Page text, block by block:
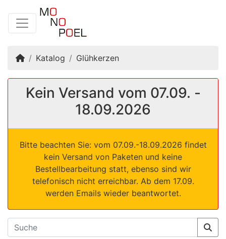
Startseite
Katalog Glühkerzen
Kein Versand vom 07.09. -
18.09.2026
Bitte beachten Sie: vom 07.09.-18.09.2026 findet
kein Versand von Paketen und keine
Bestellbearbeitung statt, ebenso sind wir
telefonisch nicht erreichbar. Ab dem 17.09.
werden Emails wieder beantwortet.